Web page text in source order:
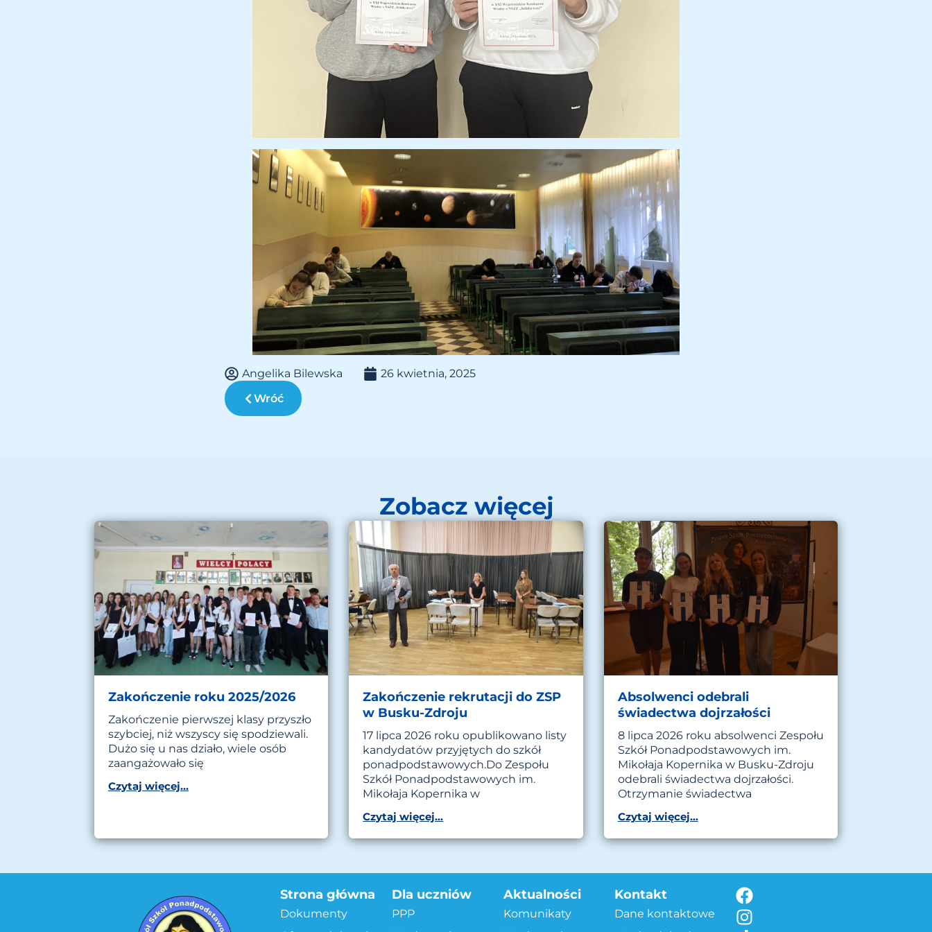
Angelika Bilewska
26 kwietnia, 2025
Wróć
Zobacz więcej
Zakończenie roku 2025/2026
Zakończenie pierwszej klasy przyszło
szybciej, niż wszyscy się spodziewali.
Dużo się u nas działo, wiele osób
zaangażowało się
Czytaj więcej...
Zakończenie rekrutacji do ZSP
w Busku-Zdroju
17 lipca 2026 roku opublikowano listy
kandydatów przyjętych do szkół
ponadpodstawowych.Do Zespołu
Szkół Ponadpodstawowych im.
Mikołaja Kopernika w
Czytaj więcej...
Absolwenci odebrali
świadectwa dojrzałości
8 lipca 2026 roku absolwenci Zespołu
Szkół Ponadpodstawowych im.
Mikołaja Kopernika w Busku-Zdroju
odebrali świadectwa dojrzałości.
Otrzymanie świadectwa
Czytaj więcej...
Strona główna
Dokumenty
Dla uczniów
PPP
Aktualności
Komunikaty
Kontakt
Dane kontaktowe